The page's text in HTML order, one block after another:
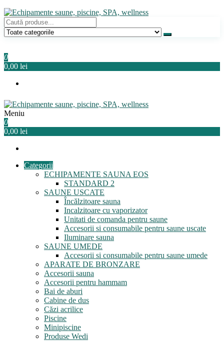
Sari
la
conținut
Echipamente saune, piscine, SPA, wellness
Relaxeaza-te!
0
0,00 lei
Echipamente saune, piscine, SPA, wellness
Relaxeaza-te!
Meniu
0
0,00 lei
Categorii
ECHIPAMENTE SAUNA EOS
STANDARD 2
SAUNE USCATE
Încălzitoare sauna
Incalzitoare cu vaporizator
Unitati de comanda pentru saune
Accesorii si consumabile pentru saune uscate
Iluminare sauna
SAUNE UMEDE
Accesorii si consumabile pentru saune umede
APARATE DE BRONZARE
Accesorii sauna
Accesorii pentru hammam
Bai de aburi
Cabine de dus
Căzi acrilice
Piscine
Minipiscine
Produse Wedi